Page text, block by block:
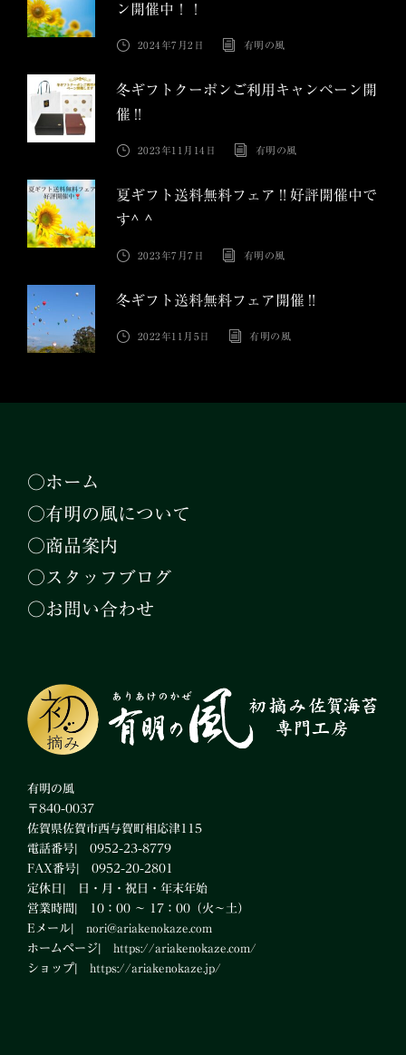
ン開催中！！
2024年7月2日 有明の風
冬ギフトクーポンご利用キャンペーン開
催‼︎
2023年11月14日 有明の風
夏ギフト送料無料フェア‼︎好評開催中で
す^ ^
2023年7月7日 有明の風
冬ギフト送料無料フェア開催‼︎
2022年11月5日 有明の風
○ホーム
○有明の風について
○商品案内
○スタッフブログ
○お問い合わせ
有明の風
〒840-0037
佐賀県佐賀市西与賀町相応津115
電話番号| 0952-23-8779
FAX番号| 0952-20-2801
定休日| 日・月・祝日・年末年始
営業時間| 10：00 ～ 17：00（火～土）
Eメール| nori@ariakenokaze.com
ホームページ|
https://ariakenokaze.com/
ショップ|
https://ariakenokaze.jp/